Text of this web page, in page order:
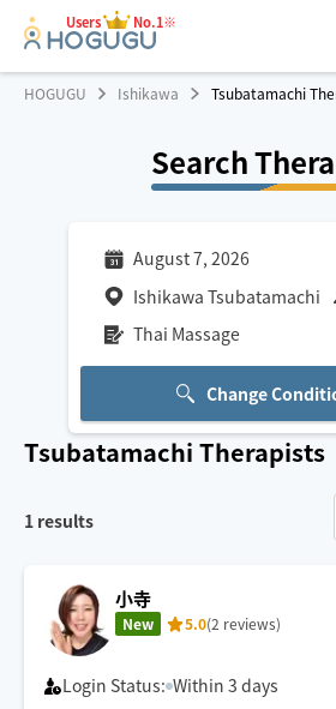
Users No.1※
HOGUGU Ishikawa Tsubatamachi
Search
August 7, 2026
Ishikawa Tsubatamachi
Thai Massage
Change
Tsubatamachi Therapists
1 results
小寺
New 5.0(2 reviews)
Login Status: Within 3 days